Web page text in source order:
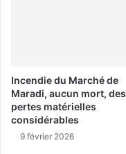
Incendie du Marché de
Maradi, aucun mort, des
pertes matérielles
considérables
9 février 2026